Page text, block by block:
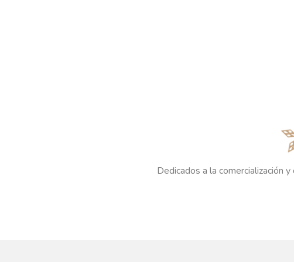
Plazo de entrega
sujeto a
comercial.
ARENA CREMA
MARRON BOL